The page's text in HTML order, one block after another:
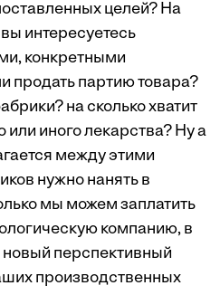
целей? На
интересуетесь
конкретными
продать партию товара?
на сколько хватит
или иного лекарства? Ну а
между этими
нужно нанять в
мы можем заплатить
компанию, в
новый перспективный
производственных